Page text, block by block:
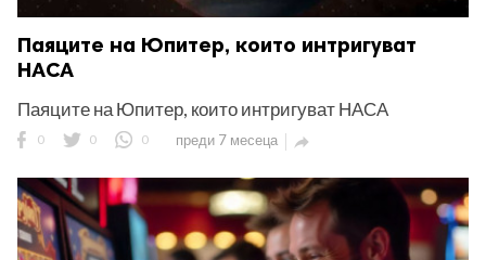
Паяците на Юпитер, които интригуват
НАСА
Паяците на Юпитер, които интригуват НАСА
0 0 0 преди 7 месеца 